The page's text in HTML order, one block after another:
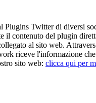
Plugins Twitter di diversi
il contenuto del plugin
al sito web.
riceve l'informazione
sito web: clicca qui per